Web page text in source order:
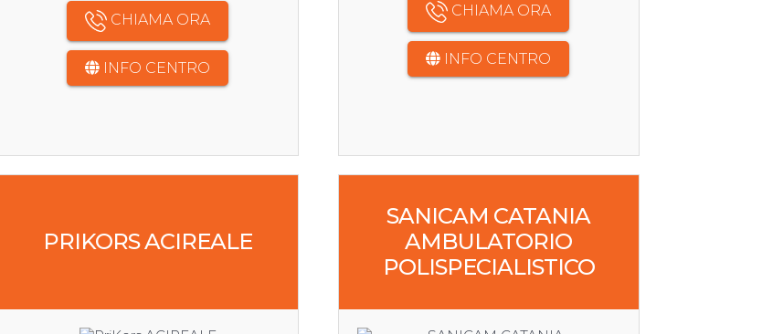
CHIAMA ORA
INFO CENTRO
CHIAMA ORA
INFO CENTRO
PRIKORS ACIREALE
SANICAM CATANIA
AMBULATORIO
POLISPECIALISTICO